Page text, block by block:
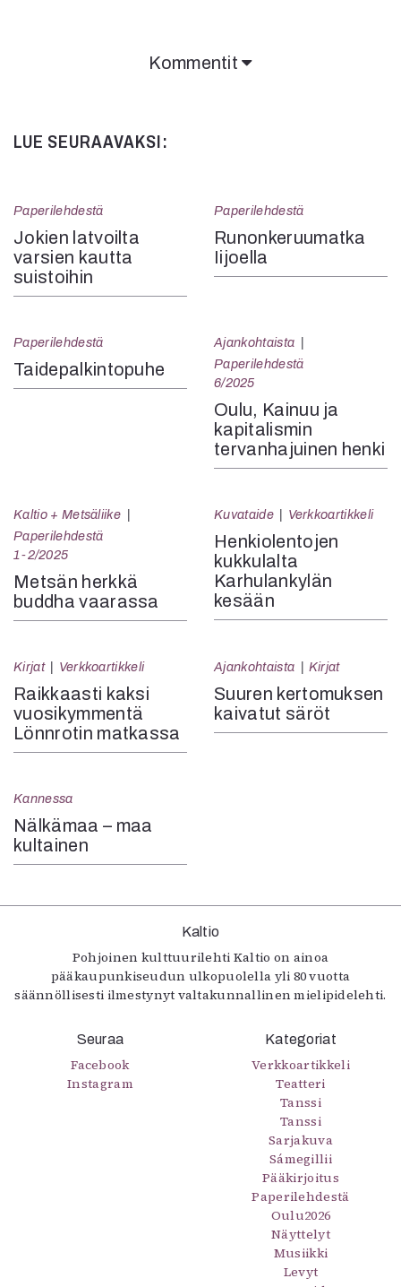
Kommentit
LUE SEURAAVAKSI:
Paperilehdestä
Jokien latvoilta
varsien kautta
suistoihin
Paperilehdestä
Runonkeruumatka
Iijoella
Paperilehdestä
Taidepalkintopuhe
Ajankohtaista
Paperilehdestä
6/2025
Oulu, Kainuu ja
kapitalismin
tervanhajuinen henki
Kaltio + Metsäliike
Paperilehdestä
1-2/2025
Metsän herkkä
buddha vaarassa
Kuvataide Verkkoartikkeli
Henkiolentojen
kukkulalta
Karhulankylän
kesään
Kirjat Verkkoartikkeli
Raikkaasti kaksi
vuosikymmentä
Lönnrotin matkassa
Ajankohtaista Kirjat
Suuren kertomuksen
kaivatut säröt
Kannessa
Nälkämaa – maa
kultainen
Kaltio
Pohjoinen kulttuurilehti Kaltio on ainoa
pääkaupunkiseudun ulkopuolella yli 80 vuotta
säännöllisesti ilmestynyt valtakunnallinen mielipidelehti.
Seuraa
Facebook
Instagram
Kategoriat
Verkkoartikkeli
Teatteri
Tanssi
Tanssi
Sarjakuva
Sámegillii
Pääkirjoitus
Paperilehdestä
Oulu2026
Näyttelyt
Musiikki
Levyt